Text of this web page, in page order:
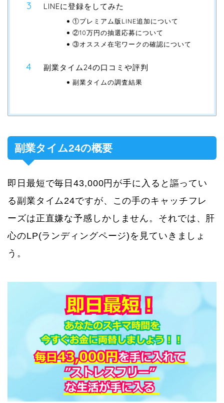
LINEに登録をしてみた
①プレミアム版LINE追加について
②10万円の抽選応募について
③オススメ在宅ワークの確認について
副業タイム24の口コミや評判
副業タイムの調査結果
副業タイム24の概要
即日最短で毎日43,000円が手に入ると謳ってい
る副業タイム24ですが、この手のキャッチフレ
ーズは正直嫌な予感しかしません。それでは、肝
心のLP(ランディングページ)を見ていきましょ
う。